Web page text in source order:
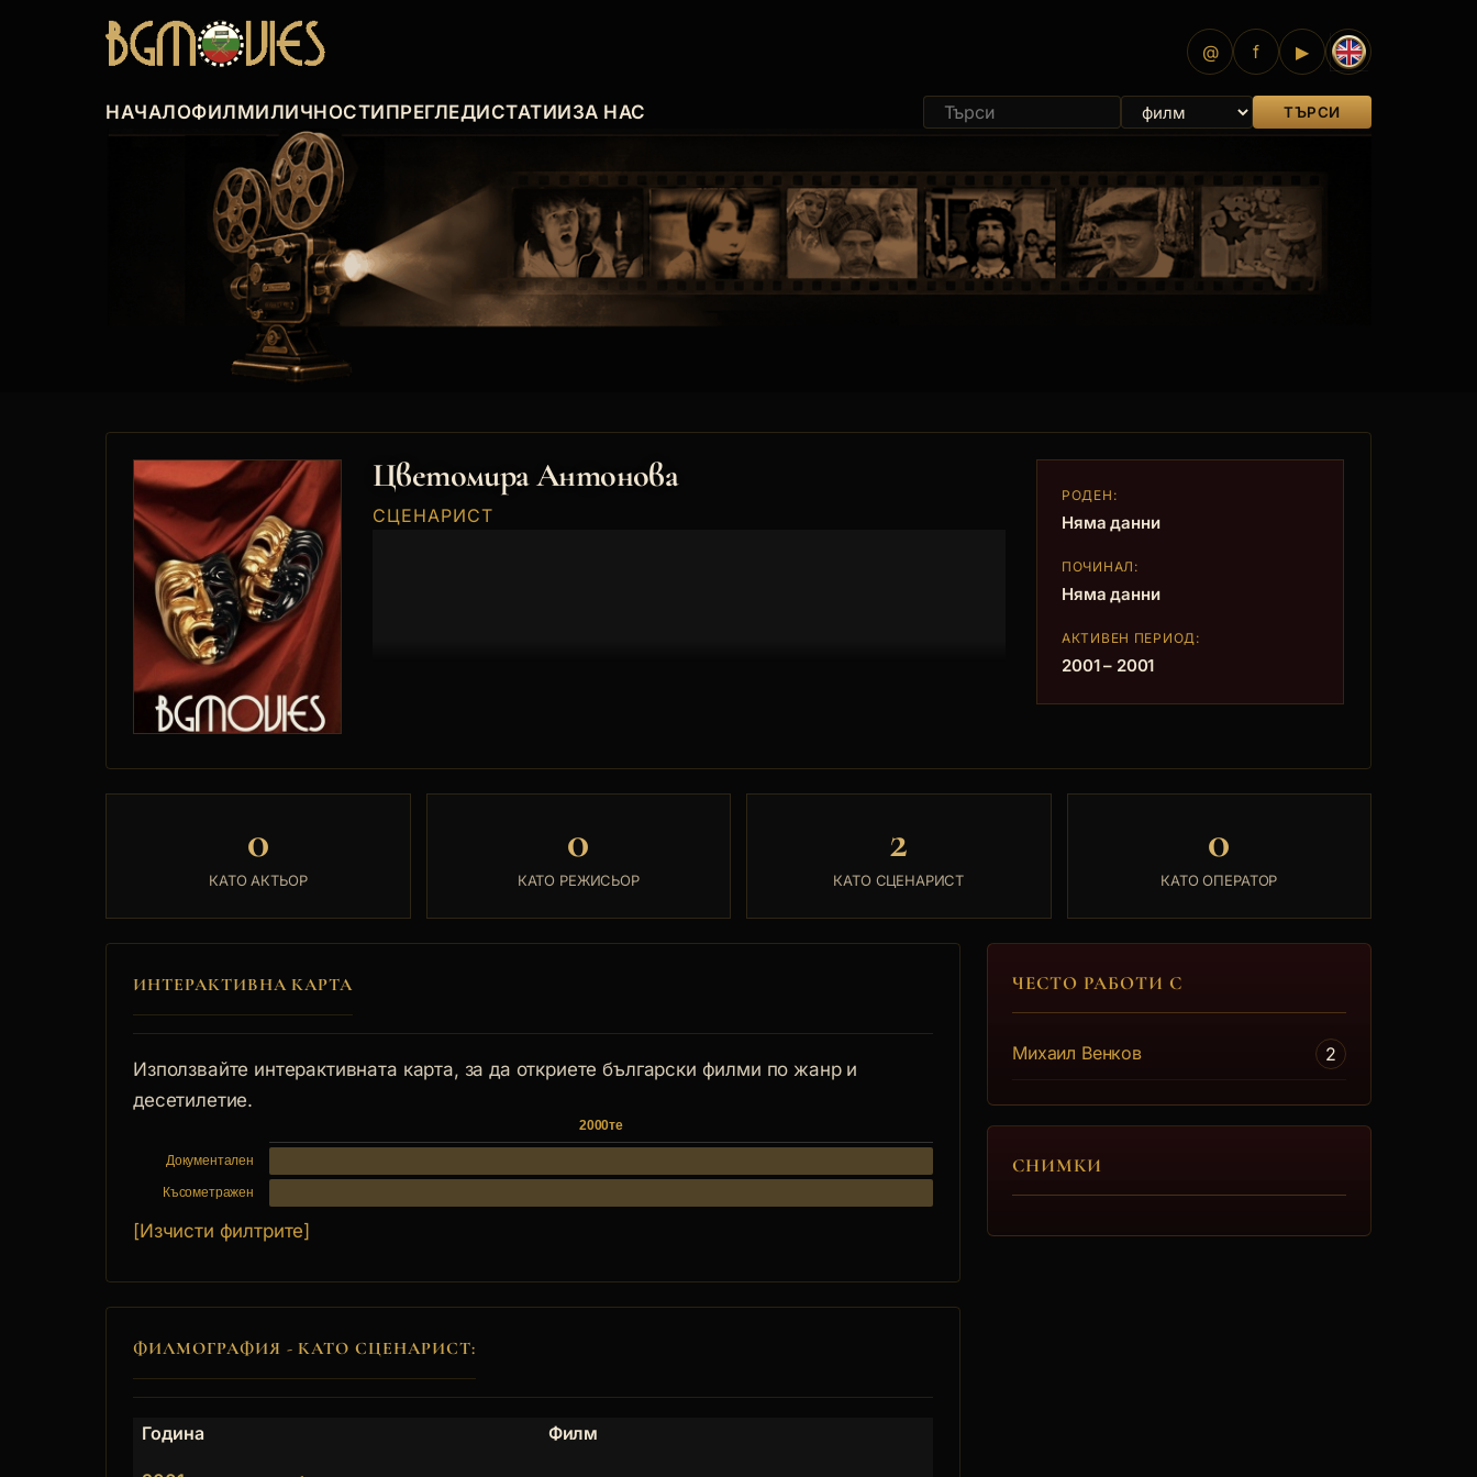
@ f ▶
НАЧАЛОФИЛМИЛИЧНОСТИПРЕГЛЕДИСТАТИИЗА НАС ТЪРСИ
Цветомира Антонова
СЦЕНАРИСТ
РОДЕН:
Няма данни
ПОЧИНАЛ:
Няма данни
АКТИВЕН ПЕРИОД:
2001 – 2001
0
КАТО АКТЬОР
0
КАТО РЕЖИСЬОР
2
КАТО СЦЕНАРИСТ
0
КАТО ОПЕРАТОР
ИНТЕРАКТИВНА КАРТА
Използвайте интерактивната карта, за да откриете български филми по жанр и
десетилетие.
2000те
Документален
Късометражен
[Изчисти филтрите]
ФИЛМОГРАФИЯ - КАТО СЦЕНАРИСТ:
Година Филм
ЧЕСТО РАБОТИ С
Михаил Венков 2
СНИМКИ